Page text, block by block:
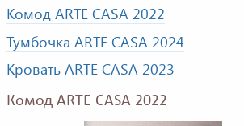
Комод ARTE CASA 2022
Тумбочка ARTE CASA 2024
Кровать ARTE CASA 2023
Комод ARTE CASA 2022